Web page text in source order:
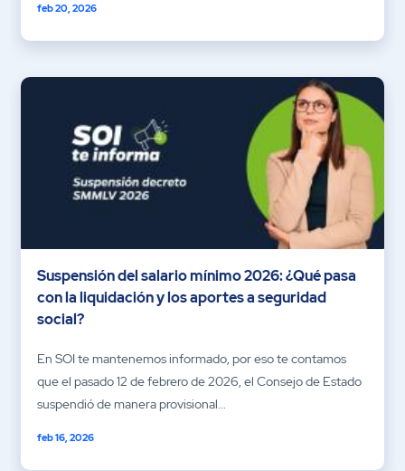
feb 20, 2026
Suspensión del salario mínimo 2026: ¿Qué pasa
con la liquidación y los aportes a seguridad
social?
En SOI te mantenemos informado, por eso te contamos
que el pasado 12 de febrero de 2026, el Consejo de Estado
suspendió de manera provisional...
feb 16, 2026